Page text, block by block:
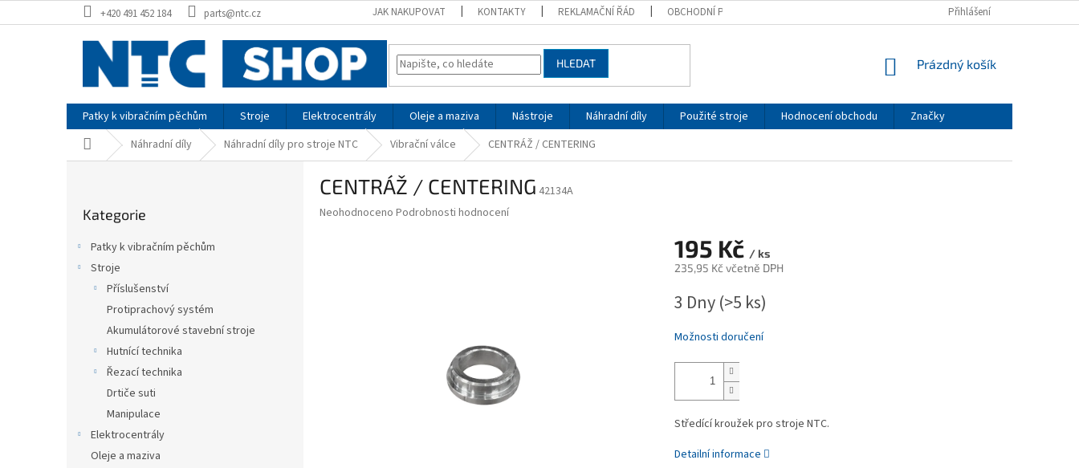
na
+420 491 452 184 parts@ntc.cz JAK NAKUPOVAT KONTAKTY REKLAMAČNÍ ŘÁD OBCHODNÍ PODMÍNKY PODMÍNKY OCHRANY OSOBNÍCH ÚDAJŮ
Přihlášení
HLEDAT
NÁKUPNÍ
Prázdný košík
Patky k vibračním pěchům Stroje Elektrocentrály Oleje a maziva Nástroje Náhradní díly Použité stroje Hodnocení obchodu
Značky
Domů Náhradní díly Náhradní díly pro stroje NTC Vibrační válce CENTRÁŽ / CENTERING
kategorie
Kategorie
Patky k vibračním pěchům
Stroje
Příslušenství
Protiprachový systém
Akumulátorové stavební stroje
Hutnící technika
Řezací technika
Drtiče suti
Manipulace
Elektrocentrály
Oleje a maziva
CENTRÁŽ / CENTERING 42134A
Průměrné
Neohodnoceno Podrobnosti hodnocení
195 Kč / ks
235,95 Kč včetně DPH
cena:
3 Dny(>5 ks)
Možnosti doručení
Středící kroužek pro stroje NTC.
Detailní informace